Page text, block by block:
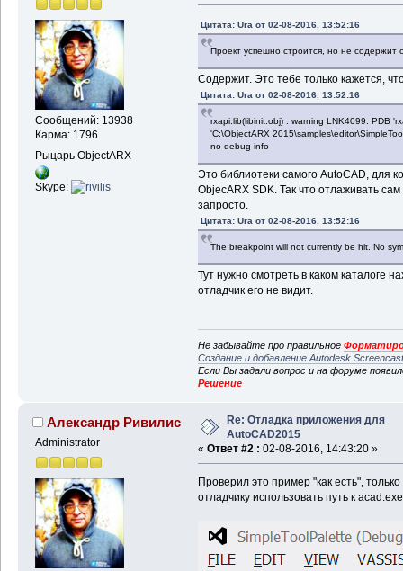
Сообщений: 13938
Карма: 1796
Рыцарь ObjectARX
Skype:
Цитата: Ura от 02-08-2016, 13:52:16
Проект успешно строится, но не
Содержит. Это тебе только кажется,
Цитата: Ura от 02-08-2016, 13:52:16
rxapi.lib(libinit.obj) : warning LNK4099: PDB
'C:\ObjectARX
no debug info
Это библиотеки самого AutoCAD, для
ObjecARX SDK. Так что отлаживать
запросто.
Цитата: Ura от 02-08-2016, 13:52:16
The breakpoint will not currently be hit. No
Тут нужно смотреть в каком каталоге
отладчик его не видит.
Не забывайте про правильное
Создание и добавление Autodesk
Если Вы задали вопрос и на форуме
Решение
Александр Ривилис
Administrator
Re: Отладка приложения для
AutoCAD2015
« Ответ #2 : 02-08-2016, 14:43:20 »
Проверил это пример "как есть",
отладчику использовать путь к